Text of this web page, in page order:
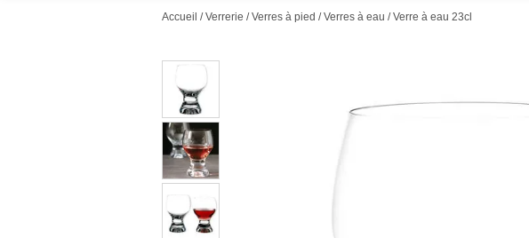
Accueil /Verrerie /Verres à pied /Verres à eau / Verre à eau 23cl